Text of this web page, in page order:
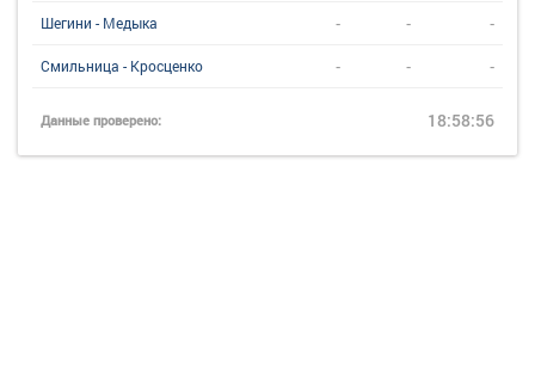
Шегини - Медыка - - -
Смильница - Кросценко - - -
Данные проверено: 18:58:56